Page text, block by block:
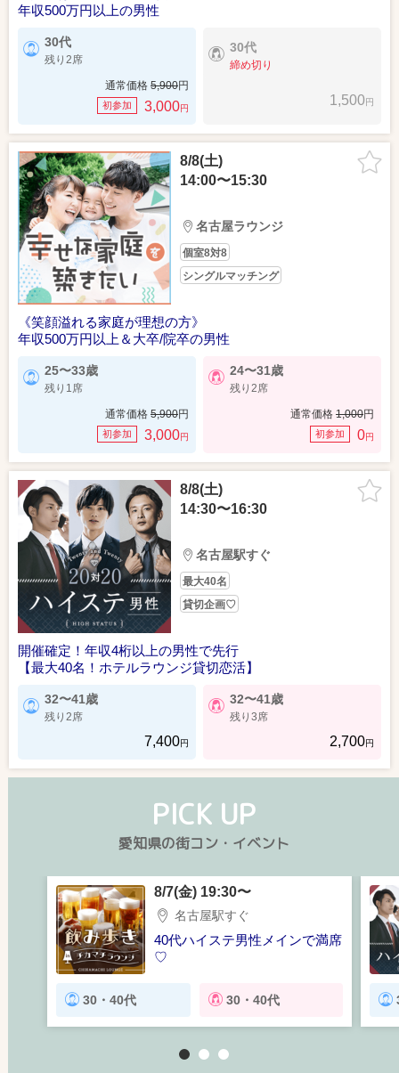
年収500万円以上の男性
30代
残り2席
通常価格 5,900円
初参加 3,000円
30代
締め切り
1,500円
8/8(土)
14:00〜15:30
名古屋ラウンジ
個室8対8
シングルマッチング
《笑顔溢れる家庭が理想の方》
年収500万円以上＆大卒/院卒の男性
25〜33歳
残り1席
通常価格 5,900円
初参加 3,000円
24〜31歳
残り2席
通常価格 1,000円
初参加 0円
8/8(土)
14:30〜16:30
名古屋駅すぐ
最大40名
貸切企画♡
開催確定！年収4桁以上の男性で先行
【最大40名！ホテルラウンジ貸切恋活】
32〜41歳
残り2席
7,400円
32〜41歳
残り3席
2,700円
PICK UP
愛知県の街コン・イベント
8/7(金) 19:30〜
名古屋駅すぐ
40代ハイステ男性メインで満席
♡
30・40代 30・40代
1 2 3